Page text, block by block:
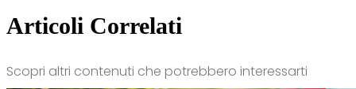
Articoli Correlati
Scopri altri contenuti che potrebbero interessarti